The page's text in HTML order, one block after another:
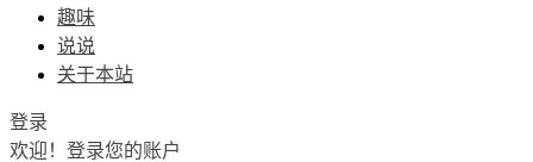
趣味
说说
关于本站
登录
欢迎！ 登录您的账户